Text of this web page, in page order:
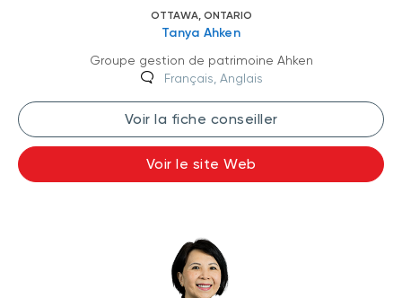
OTTAWA, ONTARIO
Tanya Ahken
Groupe gestion de patrimoine Ahken
Français, Anglais
Voir la fiche conseiller
Voir le site Web